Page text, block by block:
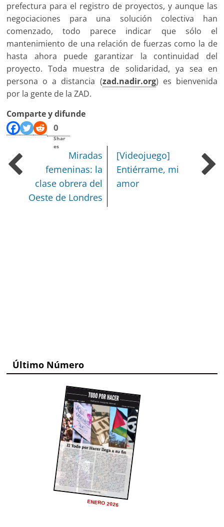
prefectura para el registro de proyectos, y aunque las
negociaciones para una solución colectiva han
comenzado, todo parece indicar que sólo el
mantenimiento de una relación de fuerzas como la de
hasta ahora puede garantizar la continuidad del
proyecto. Toda muestra de solidaridad, ya sea en
persona o a distancia (zad.nadir.org) es bienvenida
por la gente de la ZAD.
Comparte y difunde
0
Shar
es
Miradas
femeninas: la
clase obrera del
Oeste de Londres
[Videojuego]
Entiérrame, mi
amor
Último Número
ENERO 2026